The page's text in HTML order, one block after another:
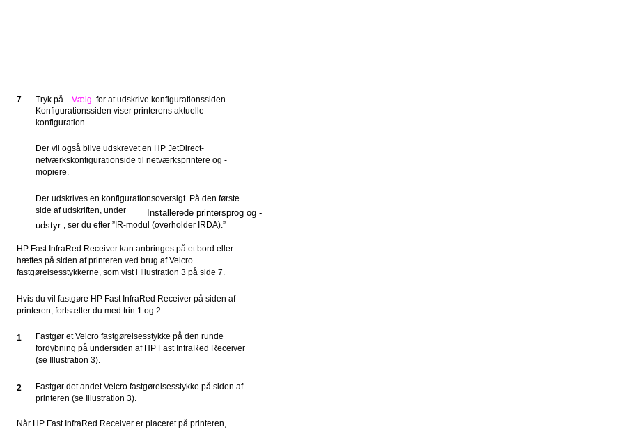
7 Tryk på Vælg for at udskrive konfigurationssiden.
Konfigurationssiden viser printerens aktuelle
konfiguration.
Der vil også blive udskrevet en HP JetDirect-
netværkskonfigurationside til netværksprintere og -
mopiere.
Der udskrives en konfigurationsoversigt. På den første
side af udskriften, under
Installerede printersprog og -
udstyr , ser du efter ”IR-modul (overholder IRDA).”
HP Fast InfraRed Receiver kan anbringes på et bord eller
hæftes på siden af printeren ved brug af Velcro
fastgørelsesstykkerne, som vist i Illustration 3 på side 7.
Hvis du vil fastgøre HP Fast InfraRed Receiver på siden af
printeren, fortsætter du med trin 1 og 2.
1
Fastgør et Velcro fastgørelsesstykke på den runde
fordybning på undersiden af HP Fast InfraRed Receiver
(se Illustration 3).
2
Fastgør det andet Velcro fastgørelsesstykke på siden af
printeren (se Illustration 3).
Når HP Fast InfraRed Receiver er placeret på printeren,